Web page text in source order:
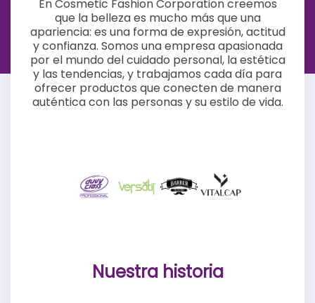
En Cosmetic Fashion Corporation creemos
que la belleza es mucho más que una
apariencia: es una forma de expresión, actitud
y confianza. Somos una empresa apasionada
por el mundo del cuidado personal, la estética
y las tendencias, y trabajamos cada día para
ofrecer productos que conecten de manera
auténtica con las personas y su estilo de vida.
Nuestra historia